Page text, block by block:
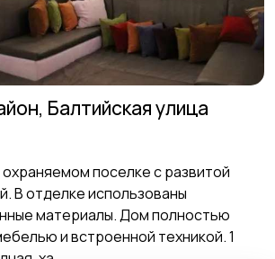
Балтийская улица
поселке с развитой
В отделке использованы
материалы. Дом полностью
и встроенной техникой. 1